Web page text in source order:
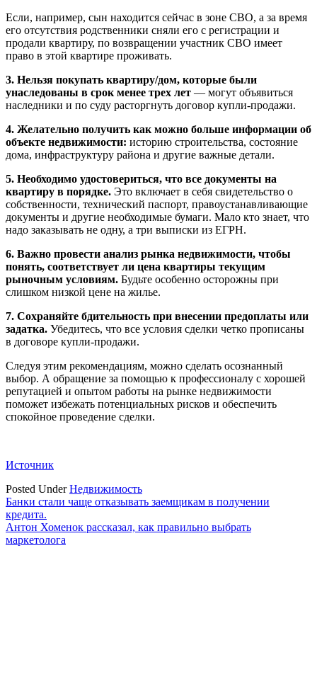
Если, например, сын находится сейчас в зоне СВО, а за время
его отсутствия родственники сняли его с регистрации и
продали квартиру, по возвращении участник СВО имеет
право в этой квартире проживать.
3. Нельзя покупать квартиру/дом, которые были
унаследованы в срок менее трех лет — могут объявиться
наследники и по суду расторгнуть договор купли-продажи.
4. Желательно получить как можно больше информации об
объекте недвижимости: историю строительства, состояние
дома, инфраструктуру района и другие важные детали.
5. Необходимо удостовериться, что все документы на
квартиру в порядке. Это включает в себя свидетельство о
собственности, технический паспорт, правоустанавливающие
документы и другие необходимые бумаги. Мало кто знает, что
надо заказывать не одну, а три выписки из ЕГРН.
6. Важно провести анализ рынка недвижимости, чтобы
понять, соответствует ли цена квартиры текущим
рыночным условиям. Будьте особенно осторожны при
слишком низкой цене на жилье.
7. Сохраняйте бдительность при внесении предоплаты или
задатка. Убедитесь, что все условия сделки четко прописаны
в договоре купли-продажи.
Следуя этим рекомендациям, можно сделать осознанный
выбор. А обращение за помощью к профессионалу с хорошей
репутацией и опытом работы на рынке недвижимости
поможет избежать потенциальных рисков и обеспечить
спокойное проведение сделки.
Источник
Posted UnderНедвижимость
Навигация
по
записям
Банки стали чаще отказывать заемщикам в получении
кредита.
Антон Хоменок рассказал, как правильно выбрать
маркетолога